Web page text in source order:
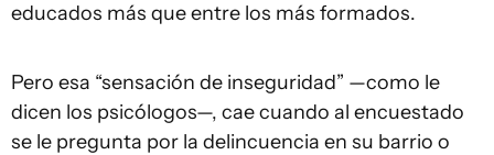
educados más que entre los más formados.
Pero esa “sensación de inseguridad” —como le
dicen los psicólogos—, cae cuando al encuestado
se le pregunta por la delincuencia en su barrio o